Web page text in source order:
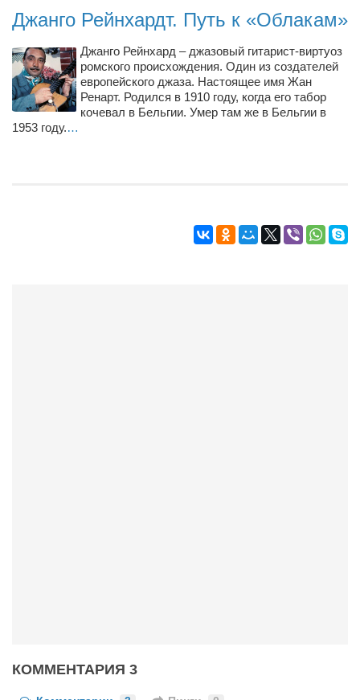
Джанго Рейнхардт. Путь к «Облакам»
Джанго Рейнхард – джазовый гитарист-виртуоз
ромского происхождения. Один из создателей
европейского джаза. Настоящее имя Жан
Ренарт. Родился в 1910 году, когда его табор
кочевал в Бельгии. Умер там же в Бельгии в
1953 году.…
КОММЕНТАРИЯ 3